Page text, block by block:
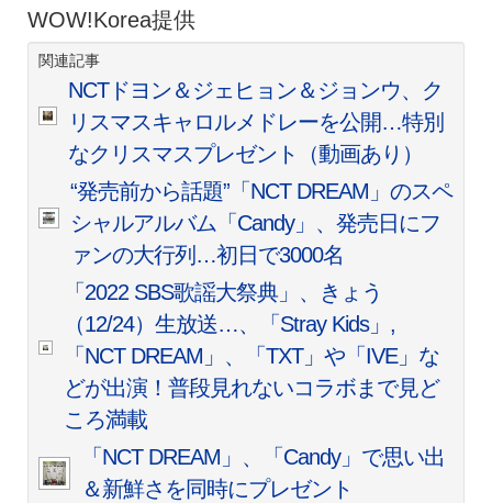
WOW!Korea提供
関連記事
NCTドヨン＆ジェヒョン＆ジョンウ、ク
リスマスキャロルメドレーを公開…特別
なクリスマスプレゼント（動画あり）
“発売前から話題”「NCT DREAM」のスペ
シャルアルバム「Candy」、発売日にフ
ァンの大行列…初日で3000名
「2022 SBS歌謡大祭典」、きょう
（12/24）生放送…、「Stray Kids」,
「NCT DREAM」、「TXT」や「IVE」な
どが出演！普段見れないコラボまで見ど
ころ満載
「NCT DREAM」、「Candy」で思い出
＆新鮮さを同時にプレゼント